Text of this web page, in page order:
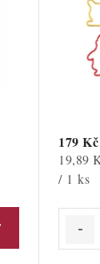
179 Kč
Měrná
cena:
19,89
/ 1 ks